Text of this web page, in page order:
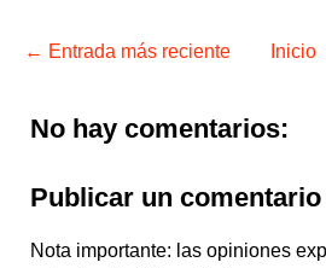
← Entrada más reciente Inicio
No hay comentarios:
Publicar un comentario
Nota importante: las opiniones